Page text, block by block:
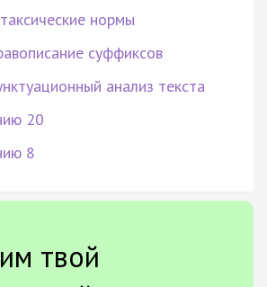
нормы
суффиксов
анализ текста
20
8
твой